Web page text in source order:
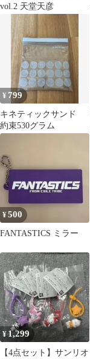
vol.2 天堂天彦
¥ 799
キネティックサンド
約束530グラム
¥500
FANTASTICS ミラー
¥1,299
【4点セット】サンリオ